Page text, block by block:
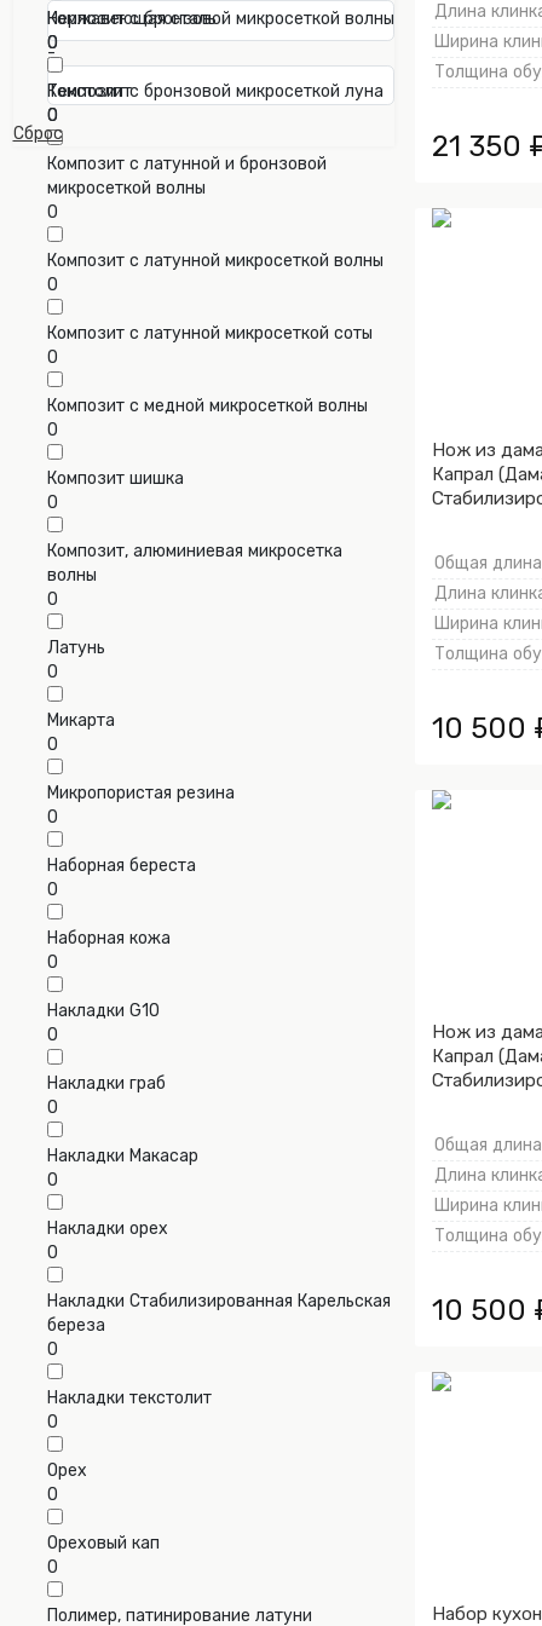
Композит с бронзовой микросеткой волны
0
Композит с бронзовой микросеткой луна
0
Композит с латунной и бронзовой
микросеткой волны
0
Композит с латунной микросеткой волны
0
Композит с латунной микросеткой соты
0
Композит с медной микросеткой волны
0
Композит шишка
0
Композит, алюминиевая микросетка
волны
0
Латунь
0
Микарта
0
Микропористая резина
0
Наборная береста
0
Наборная кожа
0
Накладки G10
0
Накладки граб
0
Накладки Макасар
0
Накладки орех
0
Накладки Стабилизированная Карельская
береза
0
Накладки текстолит
0
Орех
0
Ореховый кап
0
Полимер, патинирование латуни
Нержавеющая сталь
0
Текстолит
0
-
Сброс
Длина
Ширина
Толщина
21 350
Нож из
Капрал
Общая
Длина
Ширина
Толщина
10 500
Нож из
Капрал
Общая
Длина
Ширина
Толщина
10 500
Набор